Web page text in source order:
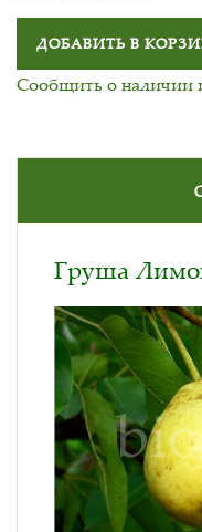
ДОБАВИТЬ В
Сообщить о наличии
Груша